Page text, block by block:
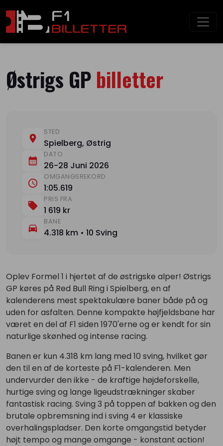
Østrigs GP billetter
Oplev Formel 1 i hjertet af de østrigske alper! Østrigs
GP køres på Red Bull Ring i Spielberg, en af
kalenderens mest spektakulære baner både på og
uden for asfalten. Denne kompakte højfjeldsbane har
været en del af F1 siden 1970'erne og er kendt for sin
naturlige skønhed og intense racing.
Banen er kun 4.318 km lang med 10 sving, hvilket gør
den til en af de korteste på F1-kalenderen. Men
undervurder den ikke - de kraftige højdeforskelle,
hurtige sving og lange ligeudstrækninger skaber
fantastisk racing. Sving 3 på toppen af bakken og den
brutale opbremsning ind i sving 4 er klassiske
overhalingspladser. Den korte omgangstid betyder
højt tempo og mange omgange - konstant action!
STED
Spielberg, Østrig
DATO
26-28 Juni 2026
OMGANGSREKORD
1:05.619
PRIS FRA
1 619 kr
BANE
4.318 km • 10 Sving